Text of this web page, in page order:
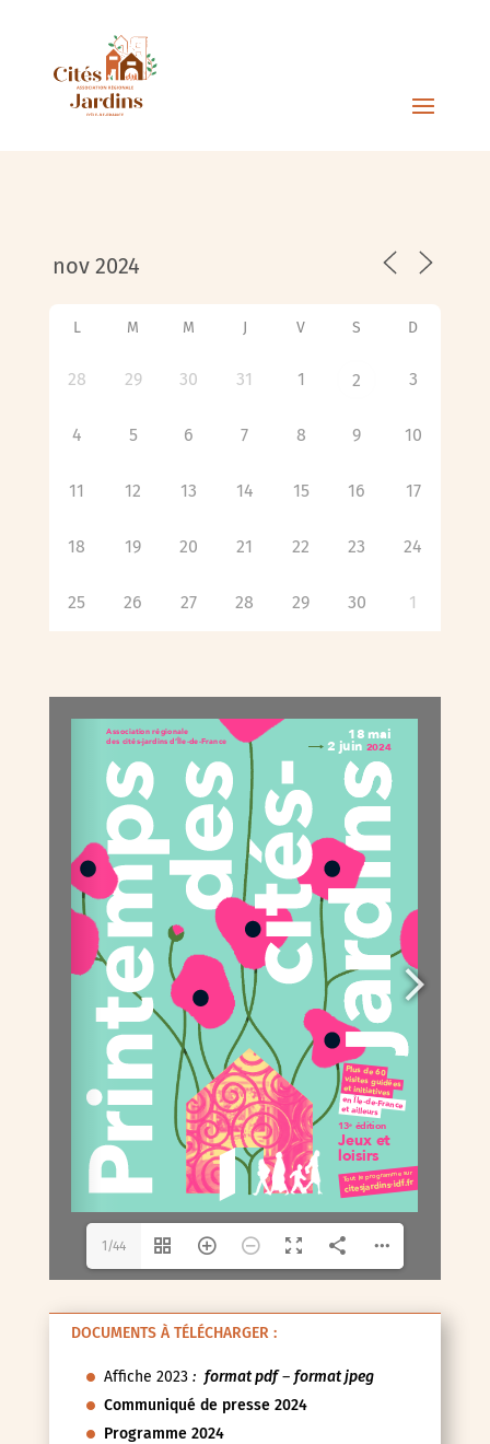
L M M J V S D
28 29 30 31 1 2 3
4 5 6 7 8 9 10
11 12 13 14 15 16 17
18 19 20 21 22 23 24
25 26 27 28 29 30 1
1/44
DOCUMENTS À TÉLÉCHARGER :
Affiche 2023: format pdf– format jpeg
Communiqué de presse 2024
Programme 2024